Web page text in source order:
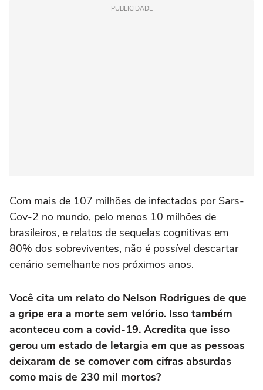
PUBLICIDADE
Com mais de 107 milhões de infectados por Sars-
Cov-2 no mundo, pelo menos 10 milhões de
brasileiros, e relatos de sequelas cognitivas em
80% dos sobreviventes, não é possível descartar
cenário semelhante nos próximos anos.
Você cita um relato do Nelson Rodrigues de que
a gripe era a morte sem velório. Isso também
aconteceu com a covid-19. Acredita que isso
gerou um estado de letargia em que as pessoas
deixaram de se comover com cifras absurdas
como mais de 230 mil mortos?